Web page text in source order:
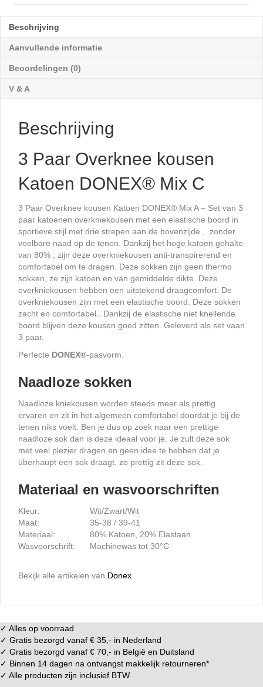
aantal
Beschrijving
Aanvullende informatie
Beoordelingen (0)
V & A
Beschrijving
3 Paar Overknee kousen
Katoen DONEX® Mix C
3 Paar Overknee kousen Katoen DONEX® Mix A – Set van 3
paar katoenen overkniekousen met een elastische boord in
sportieve stijl met drie strepen aan de bovenzijde., zonder
voelbare naad op de tenen. Dankzij het hoge katoen gehalte
van 80% , zijn deze overkniekousen anti-transpirerend en
comfortabel om te dragen. Deze sokken zijn geen thermo
sokken, ze zijn katoen en van gemiddelde dikte. Deze
overkniekousen hebben een uitstekend draagcomfort. De
overkniekousen zijn met een elastische boord. Deze sokken
zacht en comfortabel.. Dankzij de elastische niet knellende
boord blijven deze kousen goed zitten. Geleverd als set vaan
3 paar.
Perfecte DONEX®-pasvorm.
Naadloze sokken
Naadloze kniekousen worden steeds meer als prettig
ervaren en zit in het algemeen comfortabel doordat je bij de
tenen niks voelt. Ben je dus op zoek naar een prettige
naadloze sok dan is deze ideaal voor je. Je zult deze sok
met veel plezier dragen en geen idee te hebben dat je
überhaupt een sok draagt, zo prettig zit deze sok.
Materiaal en wasvoorschriften
Kleur:
Wit/Zwart/Wit
Maat:
35-38 / 39-41
Materiaal:
80% Katoen, 20% Elastaan
Wasvoorschrift:
Machinewas tot 30°C
Bekijk alle artikelen van Donex
✓ Alles op voorraad
✓ Gratis bezorgd vanaf € 35,- in Nederland
✓ Gratis bezorgd vanaf € 70,- in België en Duitsland
✓ Binnen 14 dagen na ontvangst makkelijk retourneren*
✓ Alle producten zijn inclusief BTW